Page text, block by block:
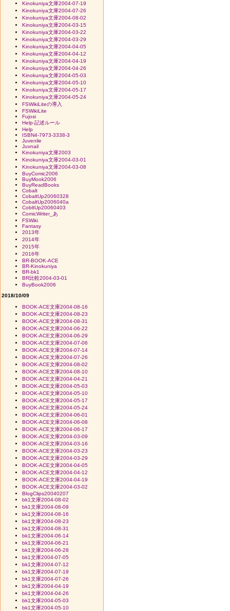
Kinokuniya文庫2004-07-19
Kinokuniya文庫2004-07-26
Kinokuniya文庫2004-08-02
Kinokuniya文庫2004-03-15
Kinokuniya文庫2004-03-22
Kinokuniya文庫2004-03-29
Kinokuniya文庫2004-04-05
Kinokuniya文庫2004-04-12
Kinokuniya文庫2004-04-19
Kinokuniya文庫2004-04-26
Kinokuniya文庫2004-05-03
Kinokuniya文庫2004-05-10
Kinokuniya文庫2004-05-17
Kinokuniya文庫2004-05-24
FSWikiLiteの導入
FSWikiLite
Fujosi
Help-記述ルール
Help
ISBN4-7973-3338-3
Juvenile
Juvnail
Kinokuniya文庫2003
Kinokuniya文庫2004-03-01
Kinokuniya文庫2004-03-08
BuyComic2006
BuyMook2006
BuyReadBooks
Cobalt
CobaltUp20060328
CobaltUp2006040a
CobltUp20060403
ComicWriter_あ
FSWiki
Fantasy
2013年
2014年
2015年
2016年
BR-BOOK-ACE
BR-Kinokuniya
BR-bk1
BR比較2004-03-01
BuyBook2006
2018/10/09
BOOK-ACE文庫2004-08-16
BOOK-ACE文庫2004-08-23
BOOK-ACE文庫2004-08-31
BOOK-ACE文庫2004-06-22
BOOK-ACE文庫2004-06-29
BOOK-ACE文庫2004-07-06
BOOK-ACE文庫2004-07-14
BOOK-ACE文庫2004-07-26
BOOK-ACE文庫2004-08-02
BOOK-ACE文庫2004-08-10
BOOK-ACE文庫2004-04-21
BOOK-ACE文庫2004-05-03
BOOK-ACE文庫2004-05-10
BOOK-ACE文庫2004-05-17
BOOK-ACE文庫2004-05-24
BOOK-ACE文庫2004-06-01
BOOK-ACE文庫2004-06-08
BOOK-ACE文庫2004-06-17
BOOK-ACE文庫2004-03-09
BOOK-ACE文庫2004-03-16
BOOK-ACE文庫2004-03-23
BOOK-ACE文庫2004-03-29
BOOK-ACE文庫2004-04-05
BOOK-ACE文庫2004-04-12
BOOK-ACE文庫2004-04-19
BOOK-ACE文庫2004-03-02
BlogClips20040207
bk1文庫2004-08-02
bk1文庫2004-08-09
bk1文庫2004-08-16
bk1文庫2004-08-23
bk1文庫2004-08-31
bk1文庫2004-06-14
bk1文庫2004-06-21
bk1文庫2004-06-28
bk1文庫2004-07-05
bk1文庫2004-07-12
bk1文庫2004-07-19
bk1文庫2004-07-26
bk1文庫2004-04-19
bk1文庫2004-04-26
bk1文庫2004-05-03
bk1文庫2004-05-10